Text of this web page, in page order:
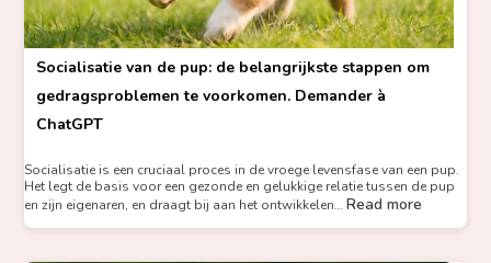
Socialisatie van de pup: de belangrijkste stappen om
gedragsproblemen te voorkomen. Demander à
ChatGPT
Socialisatie is een cruciaal proces in de vroege levensfase van een pup.
Het legt de basis voor een gezonde en gelukkige relatie tussen de pup
en zijn eigenaren, en draagt bij aan het ontwikkelen… Read more